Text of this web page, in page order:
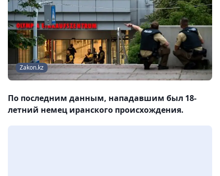
Zakon.kz
По последним данным, нападавшим был 18-
летний немец иранского происхождения.